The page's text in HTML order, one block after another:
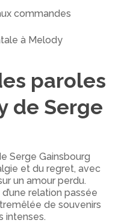
commandes
à Melody
paroles
de Serge
Serge Gainsbourg
et du regret, avec
un amour perdu.
relation passée
de souvenirs
intenses.